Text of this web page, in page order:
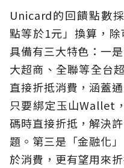
Unicard的回饋點數
點等於1元」換算，
具備有三大特色：一
大超商、全聯等全台
直接折抵消費，涵蓋
只要綁定玉山Wallet
碼時直接折抵，解決
題。第三是「金融化
於消費，更有望用來